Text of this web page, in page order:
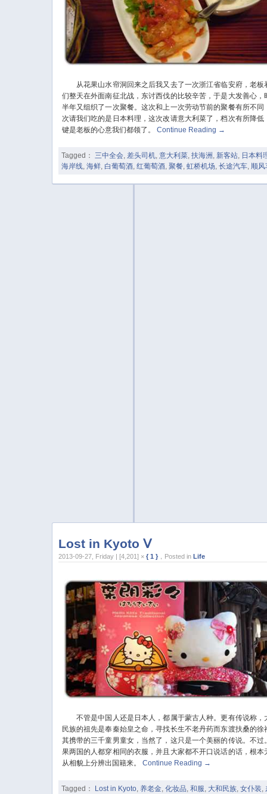
从花果山水帘洞回来之后我又去了一次浙江省临安府，老板
们整天在外面南征北战，东讨西伐的比较辛苦，于是大发善心，
半年又组织了一次聚餐。这次和上一次劳动节前的聚餐有所不同
次请我们吃的是日本料理，这次改请意大利菜了，档次有所降低
键是老板的心意我们都领了。
Continue Reading →
Tagged： 三中全会, 差头司机,意大利菜,扶海洲 , 新客站, 日本料
海岸线,海鲜, 白葡萄酒,红葡萄酒,聚餐,虹桥机场,长途汽车,顺风
Lost in Kyoto Ⅴ
2013-09-27, Friday | [4,201] ×{ 1 } ，Posted inLife
不管是中国人还是日本人，都属于蒙古人种。更有传说称，
民族的祖先是奉秦始皇之命，寻找长生不老丹药而东渡扶桑的徐
其携带的三千童男童女，当然了，这只是一个美丽的传说。不过
果两国的人都穿相同的衣服，并且大家都不开口说话的话，根本
从相貌上分辨出国籍来。
Continue Reading →
Tagged： Lost in Kyoto, 养老金,化妆品,和服, 大和民族,女仆装,